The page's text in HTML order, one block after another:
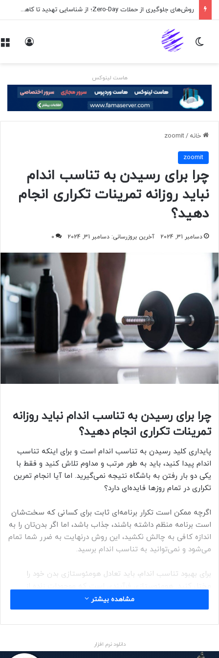
روش‌های جلوگیری از حملات Zero-Day؛ از شناسایی تهدید تا کاهش ریسک
تغییر پوسته
هاست لینوکس
خانه /
zoomit
zoomit
چرا برای رسیدن به تناسب اندام
نباید روزانه تمرینات تکراری انجام
دهید؟
دسامبر 31, 2024 آخرین بروزرسانی: دسامبر 31, 2024 0
چرا برای رسیدن به تناسب اندام نباید روزانه
تمرینات تکراری انجام دهید؟
پایداری کلید رسیدن به تناسب اندام است و برای اینکه تناسب
اندام پیدا کنید، باید به طور مرتب و مداوم تلاش کنید و فقط با
یکی دو بار رفتن به باشگاه نتیجه نمی‌گیرید. اما آیا انجام تمرین
تکراری در تمام روزها فایده‌ای دارد؟
اگرچه ممکن است تکرار برنامه‌ای ثابت برای کسانی که سخت‌شان
است برنامه منظم داشته باشند، جذاب باشد، اما اگر بدن‌تان را به
اندازه کافی به چالش نکشید، این روش درنهایت به ضرر شما تمام
می‌شود و نمی‌توانید به تناسب اندام برسید.
برای بهبود تناسب اندام، باید تعادل هومئوستازی بدن خود را
طریق آن، حتی وقتی شرایط بیرونی تغییر می‌کند، محیط داخلی
بدن خود را ثابت و پایدار نگه می‌دارند. در رابطه با تمرین و تناسب
اندام، شرایط خارجی می‌تواند وزنه‌برداری در باشگاه باشد. این کار
نتیجه موجب مختل شدن تعادل هومئوستازی می‌شود.
مشاهده بیشتر
دانلود نرم افزار